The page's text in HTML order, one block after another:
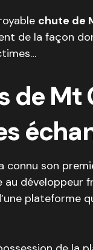
chute de
de la façon
de Mt
connu son
au développeur
plateforme